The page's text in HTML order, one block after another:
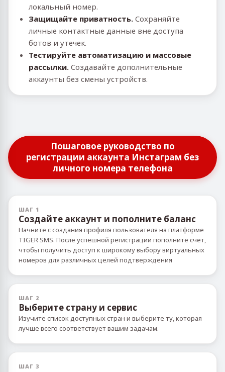
локальный номер.
Защищайте приватность. Сохраняйте
личные контактные данные вне доступа
ботов и утечек.
Тестируйте автоматизацию и массовые
рассылки. Создавайте дополнительные
аккаунты без смены устройств.
Пошаговое руководство по
регистрации аккаунта Инстаграм без
личного номера телефона
ШАГ 1
Создайте аккаунт и пополните баланс
Начните с создания профиля пользователя на платформе
TIGER SMS. После успешной регистрации пополните счет,
чтобы получить доступ к широкому выбору виртуальных
номеров для различных целей подтверждения
ШАГ 2
Выберите страну и сервис
Изучите список доступных стран и выберите ту, которая
лучше всего соответствует вашим задачам.
ШАГ 3